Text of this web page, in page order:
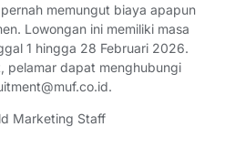
memungut biaya apapun
Lowongan ini memiliki masa
1 hingga 28 Februari 2026.
pelamar dapat menghubungi
Marketing Staff